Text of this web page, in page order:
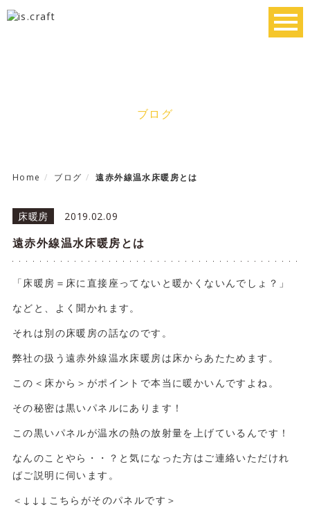
ブログ
Home ブログ 遠赤外線温水床暖房とは
床暖房 2019.02.09
遠赤外線温水床暖房とは
「床暖房＝床に直接座ってないと暖かくないんでしょ？」
などと、よく聞かれます。
それは別の床暖房の話なのです。
弊社の扱う遠赤外線温水床暖房は床からあたためます。
この＜床から＞がポイントで本当に暖かいんですよね。
その秘密は黒いパネルにあります！
この黒いパネルが温水の熱の放射量を上げているんです！
なんのことやら・・？と気になった方はご連絡いただけれ
ばご説明に伺います。
＜↓↓↓こちらがそのパネルです＞